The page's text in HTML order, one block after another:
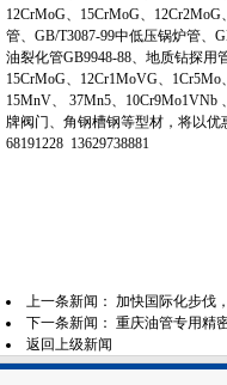
12CrMoG、15CrMoG、
管、GB/T3087-99中低压锅炉管、
油裂化管GB9948-88、地质钻探用
15CrMoG、12Cr1MoVG、
15MnV、 37Mn5、10Cr9Mo1VNb
牌阀门、角钢槽钢等型材，将以
68191228 13629738881
上一条新闻： 加快国际化步伐
下一条新闻： 重庆油管专用精
返回上级新闻